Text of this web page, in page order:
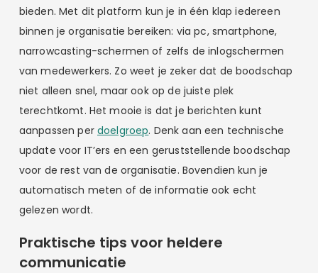
bieden. Met dit platform kun je in één klap iedereen
binnen je organisatie bereiken: via pc, smartphone,
narrowcasting-schermen of zelfs de inlogschermen
van medewerkers. Zo weet je zeker dat de boodschap
niet alleen snel, maar ook op de juiste plek
terechtkomt. Het mooie is dat je berichten kunt
aanpassen per doelgroep. Denk aan een technische
update voor IT’ers en een geruststellende boodschap
voor de rest van de organisatie. Bovendien kun je
automatisch meten of de informatie ook echt
gelezen wordt.
Praktische tips voor heldere
communicatie